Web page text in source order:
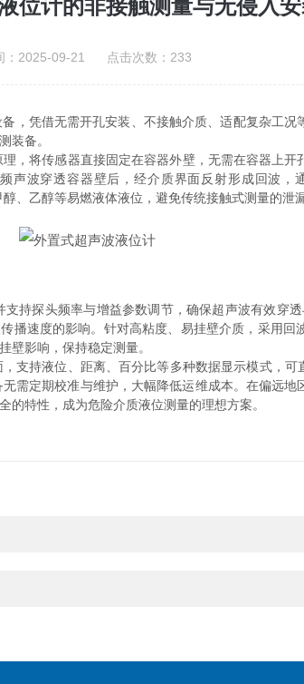
位计的非接触测量与无侵入
：2025-09-21 点击次数：233
凭借无需开孔安装、不接触介质、适配复杂工况
装备。​
将传感器直接固定在容器外壁，无需在容器上开
波穿透容器壁后，经介质界面反射形成回波
、乙醇等易燃液体液位，避免传统接触式测量的
探头频率与增益参数调节，确保超声波有效穿
速度的影响。针对高粘度、易挂壁介质，采用回
壁影响，保持稳定测量。​
支持液位、距离、百分比等多种数据显示模式，可
需定期校准与维护，大幅降低运维成本。在偏远
特性，成为危险介质液位测量的理想方案。​